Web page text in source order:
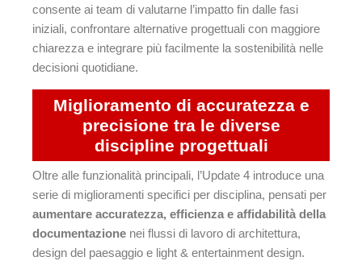
consente ai team di valutarne l’impatto fin dalle fasi
iniziali, confrontare alternative progettuali con maggiore
chiarezza e integrare più facilmente la sostenibilità nelle
decisioni quotidiane.
Miglioramento di accuratezza e
precisione tra le diverse
discipline progettuali
Oltre alle funzionalità principali, l’Update 4 introduce una
serie di miglioramenti specifici per disciplina, pensati per
aumentare accuratezza, efficienza e affidabilità della
documentazione nei flussi di lavoro di architettura,
design del paesaggio e light & entertainment design.